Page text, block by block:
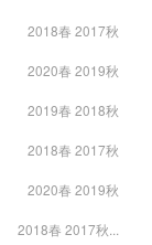
2018春 2017秋
2020春 2019秋
2019春 2018秋
2018春 2017秋
2020春 2019秋
2018春 2017秋...